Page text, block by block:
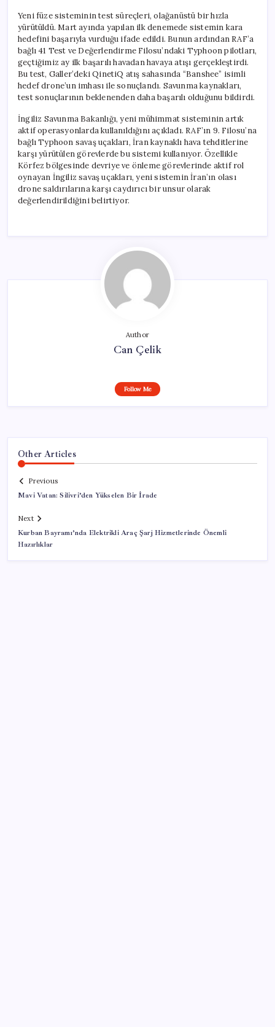
Yeni füze sisteminin test süreçleri, olağanüstü bir hızla
yürütüldü. Mart ayında yapılan ilk denemede sistemin kara
hedefini başarıyla vurduğu ifade edildi. Bunun ardından RAF’a
bağlı 41 Test ve Değerlendirme Filosu’ndaki Typhoon pilotları,
geçtiğimiz ay ilk başarılı havadan havaya atışı gerçekleştirdi.
Bu test, Galler’deki QinetiQ atış sahasında “Banshee” isimli
hedef drone’un imhası ile sonuçlandı. Savunma kaynakları,
test sonuçlarının beklenenden daha başarılı olduğunu bildirdi.
İngiliz Savunma Bakanlığı, yeni mühimmat sisteminin artık
aktif operasyonlarda kullanıldığını açıkladı. RAF’ın 9. Filosu’na
bağlı Typhoon savaş uçakları, İran kaynaklı hava tehditlerine
karşı yürütülen görevlerde bu sistemi kullanıyor. Özellikle
Körfez bölgesinde devriye ve önleme görevlerinde aktif rol
oynayan İngiliz savaş uçakları, yeni sistemin İran’ın olası
drone saldırılarına karşı caydırıcı bir unsur olarak
değerlendirildiğini belirtiyor.
Author
Can Çelik
Follow Me
Other Articles
Previous
Mavi Vatan: Silivri’den Yükselen Bir İrade
Next
Kurban Bayramı’nda Elektrikli Araç Şarj Hizmetlerinde Önemli
Hazırlıklar